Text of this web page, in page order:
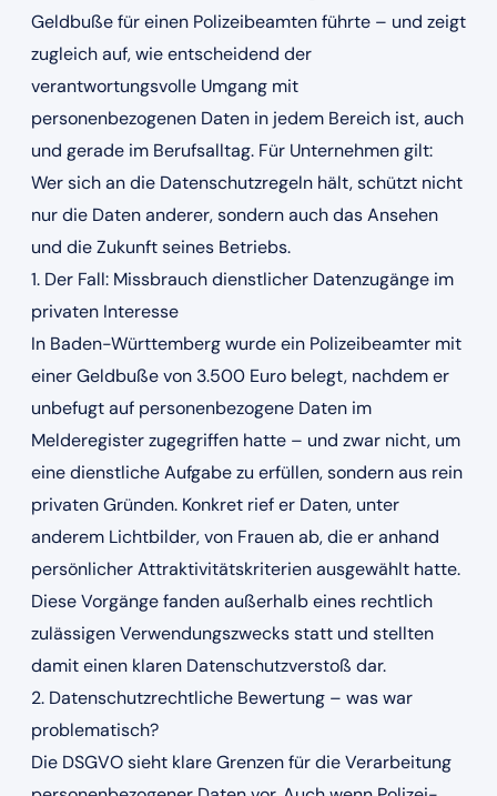
Geldbuße für einen Polizeibeamten führte – und zeigt
zugleich auf, wie entscheidend der
verantwortungsvolle Umgang mit
personenbezogenen Daten in jedem Bereich ist, auch
und gerade im Berufsalltag. Für Unternehmen gilt:
Wer sich an die Datenschutzregeln hält, schützt nicht
nur die Daten anderer, sondern auch das Ansehen
und die Zukunft seines Betriebs.
1. Der Fall: Missbrauch dienstlicher Datenzugänge im
privaten Interesse
In Baden-Württemberg wurde ein Polizeibeamter mit
einer Geldbuße von 3.500 Euro belegt, nachdem er
unbefugt auf personenbezogene Daten im
Melderegister zugegriffen hatte – und zwar nicht, um
eine dienstliche Aufgabe zu erfüllen, sondern aus rein
privaten Gründen. Konkret rief er Daten, unter
anderem Lichtbilder, von Frauen ab, die er anhand
persönlicher Attraktivitätskriterien ausgewählt hatte.
Diese Vorgänge fanden außerhalb eines rechtlich
zulässigen Verwendungszwecks statt und stellten
damit einen klaren Datenschutzverstoß dar.
2. Datenschutzrechtliche Bewertung – was war
problematisch?
Die DSGVO sieht klare Grenzen für die Verarbeitung